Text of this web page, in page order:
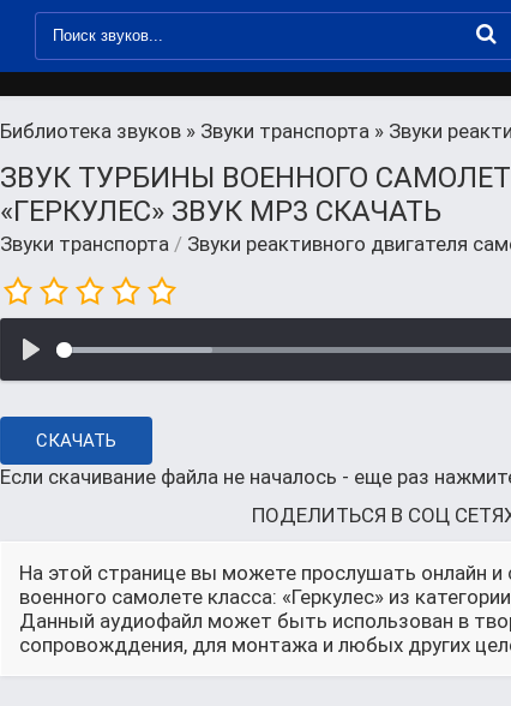
Библиотека звуков » Звуки транспорта » Звуки
ЗВУК ТУРБИНЫ ВОЕННОГО
«ГЕРКУЛЕС» ЗВУК MP3 СКАЧАТЬ
Звуки транспорта / Звуки реактивного двигателя
СКАЧАТЬ
Если скачивание файла не началось - еще раз
ПОДЕЛИТЬСЯ В СОЦ
На этой странице вы можете прослушать онлайн и
военного самолете класса: «Геркулес» из
Данный аудиофайл может быть использован в
сопровожддения, для монтажа и любых других